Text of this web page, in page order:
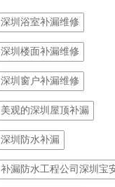
深圳浴室补漏维修
深圳楼面补漏维修
深圳窗户补漏维修
美观的深圳屋顶补漏
深圳防水补漏
补漏防水工程公司深圳宝